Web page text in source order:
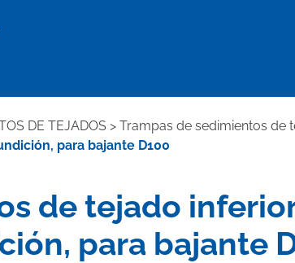
DE TEJADOS > Trampas de sedimientos de
para bajante D100
de tejado
para bajante